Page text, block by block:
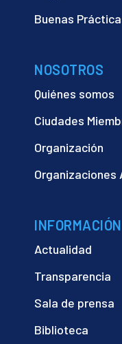
Buenas
NOSOTROS
Quiénes somos
Ciudades
Organización
Organizaciones
INFORMACIÓN
Actualidad
Transparencia
Sala de prensa
Biblioteca